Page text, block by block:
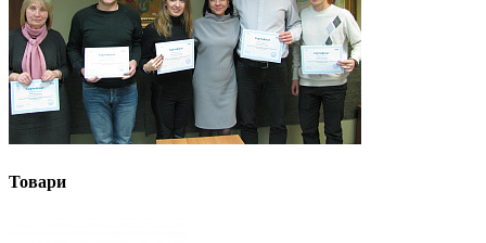
Товари